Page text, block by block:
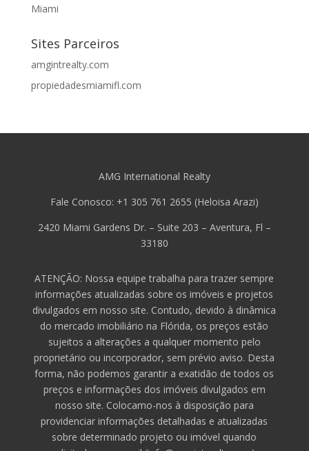
Miami
Sites Parceiros
amgintrealty.com
propiedadesmiamifl.com
AMG International Realty
Fale Conosco: +1 305 761 2655 (Heloisa Arazi)
2420 Miami Gardens Dr. – Suite 203 – Aventura, Fl –
33180
ATENÇÃO: Nossa equipe trabalha para trazer sempre
informações atualizadas sobre os imóveis e projetos
divulgados em nosso site. Contudo, devido à dinâmica
do mercado imobiliário na Flórida, os preços estão
sujeitos a alterações a qualquer momento pelo
proprietário ou incorporador, sem prévio aviso. Desta
forma, não podemos garantir a exatidão de todos os
preços e informações dos imóveis divulgados em
nosso site. Colocamo-nos à disposição para
providenciar informações detalhadas e atualizadas
sobre determinado projeto ou imóvel quando